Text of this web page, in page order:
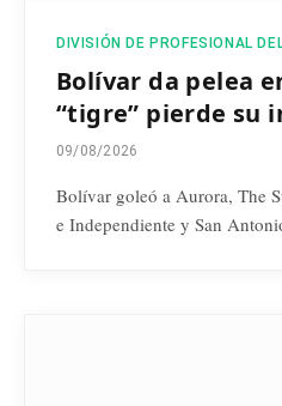
DIVISIÓN DE PROFESIONAL
Bolívar da pelea
“tigre” pierde su
09/08/2026
Bolívar goleó a Aurora, The
e Independiente y San